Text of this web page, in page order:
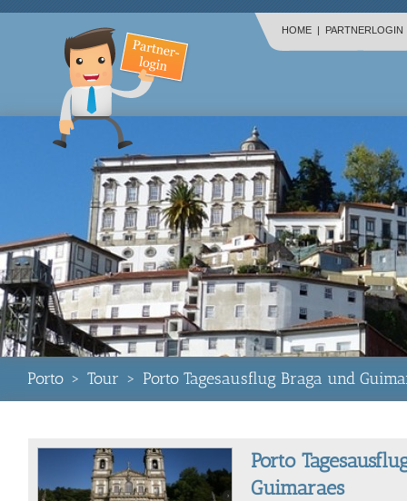
HOME | PARTNERLOGIN
Porto > Tour > Porto Tagesausflug Braga und
Porto
Guimaraes